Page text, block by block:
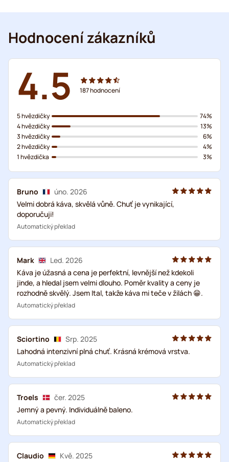
Hodnocení zákazníků
4.5 187hodnocení
5 hvězdičky
4 hvězdičky
3 hvězdičky
2 hvězdičky
1 hvězdička
74%
13%
6%
4%
3%
Bruno
úno. 2026
Velmi dobrá káva, skvělá vůně. Chuť je vynikající,
doporučuji!
Automatický překlad
Mark
Led. 2026
Káva je úžasná a cena je perfektní, levnější než kdekoli
jinde, a hledal jsem velmi dlouho. Poměr kvality a ceny je
rozhodně skvělý. Jsem Ital, takže káva mi teče v žilách 😁.
Automatický překlad
Sciortino
Srp. 2025
Lahodná intenzivní plná chuť. Krásná krémová vrstva.
Automatický překlad
Troels
čer. 2025
Jemný a pevný. Individuálně baleno.
Automatický překlad
Claudio
Kvě. 2025